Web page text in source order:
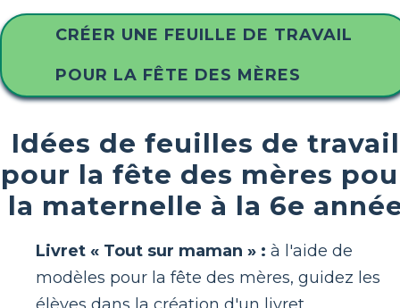
CRÉER UNE FEUILLE DE TRAVAIL
POUR LA FÊTE DES MÈRES
Idées de feuilles de travail
pour la fête des mères
la maternelle à la 6e
Livret « Tout sur maman » : à l'aide de
modèles pour la fête des mères, guidez les